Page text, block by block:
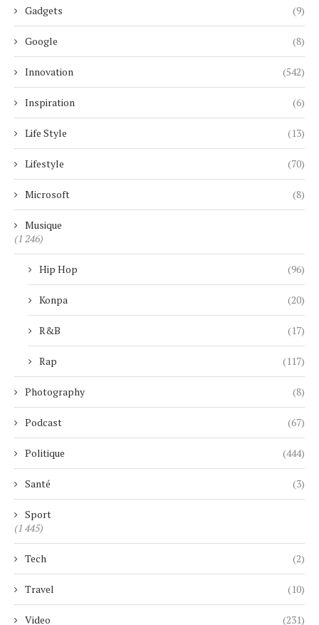
Gadgets (9)
Google (8)
Innovation (542)
Inspiration (6)
Life Style (13)
Lifestyle (70)
Microsoft (8)
Musique
(1 246)
Hip Hop (96)
Konpa (20)
R&B (17)
Rap (117)
Photography (8)
Podcast (67)
Politique (444)
Santé (3)
Sport
(1 445)
Tech (2)
Travel (10)
Video (231)